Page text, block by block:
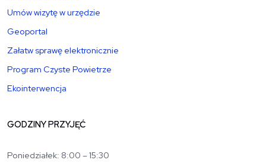
Umów wizytę w urzędzie
Geoportal
Załatw sprawę elektronicznie
Program Czyste Powietrze
Ekointerwencja
GODZINY PRZYJĘĆ
Poniedziałek: 8:00 – 15:30